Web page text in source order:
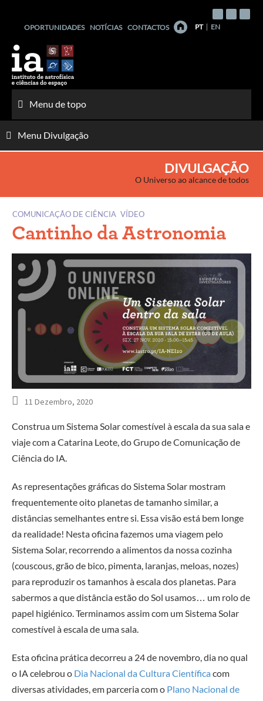
conteúdo
OPORTUNIDADES NOTÍCIAS CONTACTOS PT EN
Menu de topo
Menu Divulgação
DIVULGAÇÃO
O Universo ao alcance de todos
COMUNICAÇÃO DE CIÊNCIA VÍDEO
Cantinho da Astronomia
11 Dezembro, 2020
Construa um Sistema Solar comestível à escala da sua sala e
viaje com a Catarina Leote, do Grupo de Comunicação de
Ciência do IA.
As representações gráficas do Sistema Solar mostram
frequentemente oito planetas de tamanho similar, a
distâncias semelhantes entre si. Essa visão está bem longe
da realidade! Nesta oficina fazemos uma viagem pelo
Sistema Solar, recorrendo a alimentos da nossa cozinha
(couscous, grão de bico, pimenta, laranjas, meloas, nozes)
para reproduzir os tamanhos à escala dos planetas. Para
sabermos a que distância estão do Sol usamos… um rolo de
papel higiénico. Terminamos assim com um Sistema Solar
comestível à escala de uma sala.
Esta oficina prática decorreu a 24 de novembro, dia no qual
o IA celebrou o Dia Nacional da Cultura Científicacom
diversas atividades, em parceria com o Plano Nacional de